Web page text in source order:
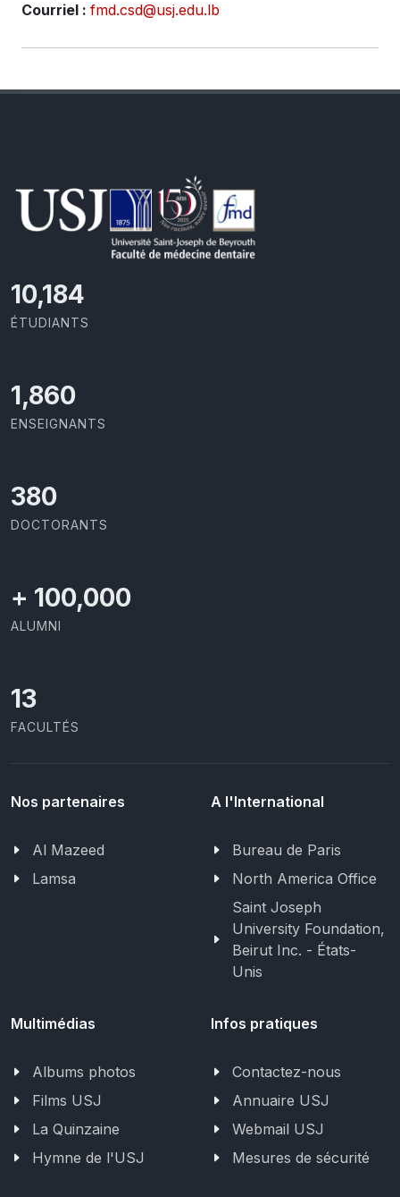
Courriel : fmd.csd@usj.edu.lb
10,801
ÉTUDIANTS
1,973
ENSEIGNANTS
403
DOCTORANTS
+ 100,000
ALUMNI
13
FACULTÉS
Nos partenaires
Al Mazeed
Lamsa
A l'International
Bureau de Paris
North America Office
Saint Joseph
University Foundation,
Beirut Inc. - États-
Unis
Multimédias
Albums photos
Films USJ
La Quinzaine
Hymne de l'USJ
Infos pratiques
Contactez-nous
Annuaire USJ
Webmail USJ
Mesures de sécurité